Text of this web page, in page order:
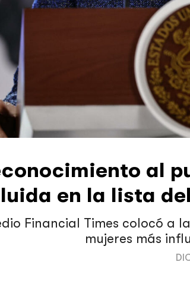
al
en la lista
Financial Times colocó a
mujeres más